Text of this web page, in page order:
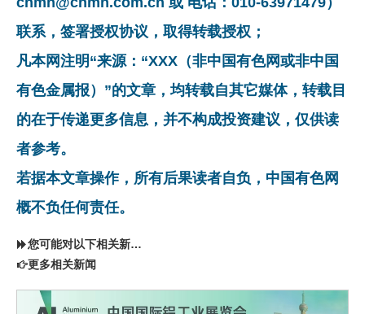
联系，签署授权协议，取得转载授权；
凡本网注明“来源：“XXX（非中国有色网或非中国
有色金属报）”的文章，均转载自其它媒体，转载目
的在于传递更多信息，并不构成投资建议，仅供读
者参考。
若据本文章操作，所有后果读者自负，中国有色网
概不负任何责任。
您可能对以下相关新闻同样感兴趣
更多相关新闻